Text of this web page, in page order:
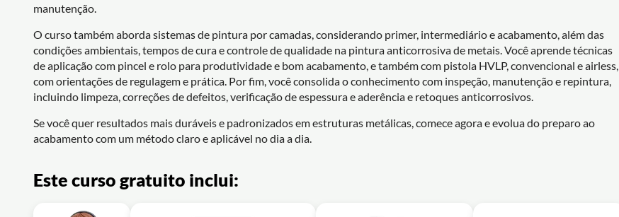
manutenção.
O curso também aborda sistemas de pintura por camadas, considerando primer, intermediário e acabamento, além das
condições ambientais, tempos de cura e controle de qualidade na pintura anticorrosiva de metais. Você aprende técnicas
de aplicação com pincel e rolo para produtividade e bom acabamento, e também com pistola HVLP, convencional e airless,
com orientações de regulagem e prática. Por fim, você consolida o conhecimento com inspeção, manutenção e repintura,
incluindo limpeza, correções de defeitos, verificação de espessura e aderência e retoques anticorrosivos.
Se você quer resultados mais duráveis e padronizados em estruturas metálicas, comece agora e evolua do preparo ao
acabamento com um método claro e aplicável no dia a dia.
Este curso gratuito inclui: